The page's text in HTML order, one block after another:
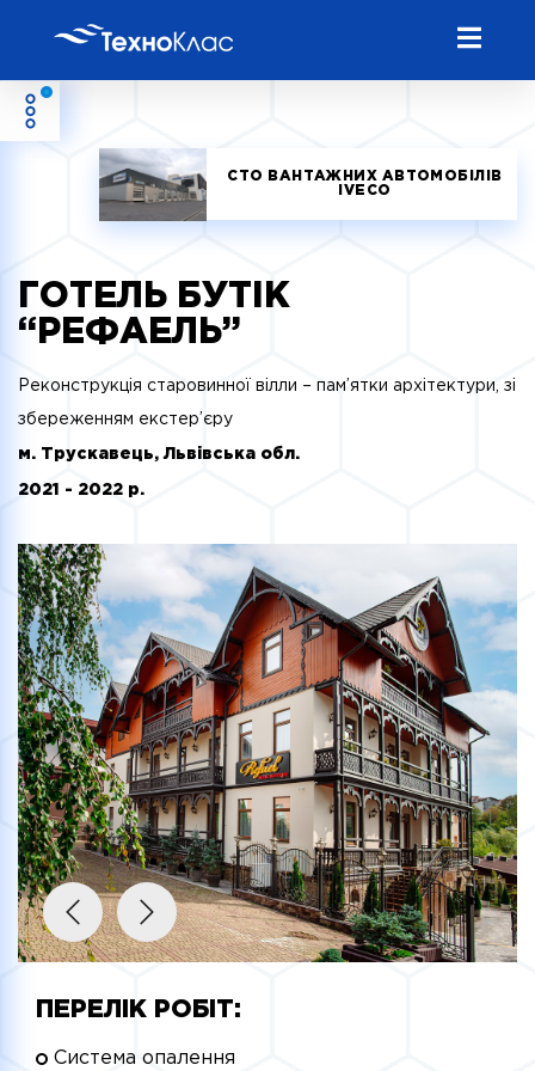
ГОТЕЛЬ БУТІК
“РЕФАЕЛЬ”
Реконструкція старовинної вілли – пам’ятки архітектури, зі
збереженням екстер’єру
м. Трускавець, Львівська обл.
2021 - 2022 р.
СТО ВАНТАЖНИХ АВТОМОБІЛІВ
IVECO
ПЕРЕЛІК РОБІТ:
Система опалення